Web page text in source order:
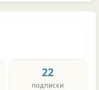
22
подписки